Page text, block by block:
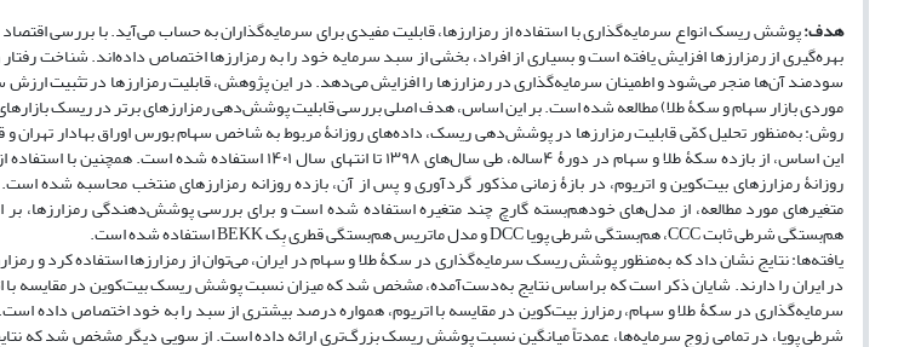
هدف:پوشش ریسک انواع سرمایه‌گذاری با استفاده از رمزارزها، قابلیت مفیدی برای سرمایه‌گذاران به حساب می‌آید. با بررسی
بهره‌گیری از رمزارزها افزایش یافته است و بسیاری از افراد، بخشی از سبد سرمایه خود را به رمزارزها اختصاص داده‌اند. شناخت
سودمند آن‌ها منجر می‌شود و اطمینان سرمایه‌گذاری در رمزارزها را افزایش می‌دهد. در این پژوهش، قابلیت رمزارزها در تثبیت
موردی بازار سهام و سکۀ طلا) مطالعه شده است. بر این اساس، هدف اصلی بررسی قابلیت پوشش‌دهی رمزارزهای برتر در ریسک
روش: به‌منظور تحلیل کمّی قابلیت رمزارزها در پوشش‌دهی ریسک، داده‌های روزانۀ مربوط به شاخص سهام بورس اوراق بهادار
این اساس، از بازده سکۀ طلا و سهام در دورۀ ۴ساله، طی سال‌های ۱۳۹۸ تا انتهای
روزانۀ رمزارزهای بیت‌کوین و اتریوم، در بازۀ زمانی مذکور گردآوری و پس از آن، بازده روزانه رمزارزهای منتخب محاسبه شده
متغیرهای مورد مطالعه، از مدل‌های خودهم‌بسته گارچ چند متغیره استفاده شده است و برای بررسی پوشش‌دهندگی رمزارزها،
هم‌بستگی شرطی ثابت CCC، هم‌بستگی شرطی پویا DCC و مدل ماتریس هم‌بستگی قطری بِک BEKK استفاده شده است.
یافته‌ها: نتایج نشان داد که به‌منظور پوشش ریسک سرمایه‌گذاری در سکۀ طلا و سهام در ایران، می‌توان از رمزارزها استفاده کرد و
در ایران را دارند. شایان ذکر است که براساس نتایج به‌دست‌آمده، مشخص شد که میزان نسبت پوشش ریسک بیت‌کوین در مقایسه
سرمایه‌گذاری در سکۀ طلا و سهام، رمزارز بیت‌کوین در مقایسه با اتریوم، همواره درصد بیشتری از سبد را به خود اختصاص